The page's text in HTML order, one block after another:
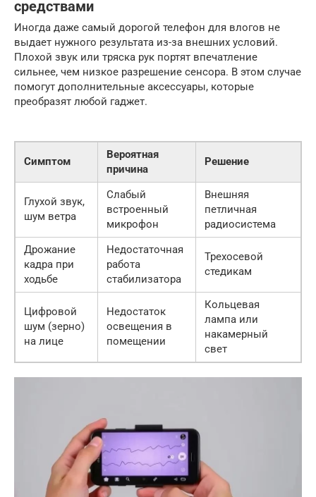
средствами
Иногда даже самый дорогой телефон для влогов не
выдает нужного результата из-за внешних условий.
Плохой звук или тряска рук портят впечатление
сильнее, чем низкое разрешение сенсора. В этом случае
помогут дополнительные аксессуары, которые
преобразят любой гаджет.
Симптом
Вероятная
причина
Решение
Глухой звук,
шум ветра
Слабый
встроенный
микрофон
Внешняя
петличная
радиосистема
Дрожание
кадра при
ходьбе
Недостаточная
работа
стабилизатора
Трехосевой
стедикам
Цифровой
шум (зерно)
на лице
Недостаток
освещения в
помещении
Кольцевая
лампа или
накамерный
свет